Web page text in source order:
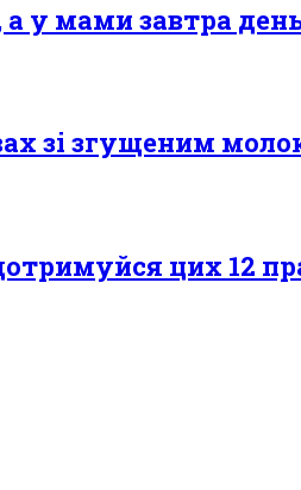
у мами завтра
зі згущеним
цих 12